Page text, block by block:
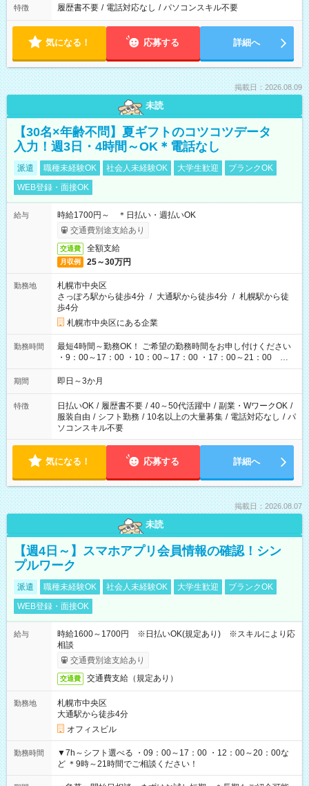
特徴 履歴書不要 / 電話対応なし / パソコンスキル不要
気になる！ 応募する 詳細へ
掲載日：2026.08.09
未読
【30名×年齢不問】夏ギフトのコツコツデータ
入力！週3日・4時間～OK＊電話なし
派遣 職種未経験OK 社会人未経験OK 大学生歓迎
ブランクOK
WEB登録・面接OK
給与
時給1700円～ ＊日払い・週払いOK
交通費別途支給あり
交通費 全額支給
月収例 25～30万円
勤務地
札幌市中央区
さっぽろ駅から徒歩4分 / 大通駅から徒歩4分 / 札幌駅から徒
歩4分
札幌市中央区にある企業
勤務時間
最短4時間～勤務OK！ ご希望の勤務時間をお申し付けください
・9：00～17：00 ・10：00～17：00 ・17：00～21：00 な
ど
期間 即日～3か月
特徴 日払いOK / 履歴書不要 / 40～50代活躍中 / 副業・WワークOK /
服装自由 / シフト勤務 / 10名以上の大量募集 / 電話対応なし / パ
ソコンスキル不要
気になる！ 応募する 詳細へ
掲載日：2026.08.07
未読
【週4日～】スマホアプリ会員情報の確認！シン
プルワーク
派遣 職種未経験OK 社会人未経験OK 大学生歓迎
ブランクOK
WEB登録・面接OK
給与
時給1600～1700円 ※日払いOK(規定あり) ※スキルにより応
相談
交通費別途支給あり
交通費 交通費支給（規定あり）
勤務地
札幌市中央区
大通駅から徒歩4分
オフィスビル
勤務時間
▼7h～シフト選べる ・09：00～17：00 ・12：00～20：00な
ど ＊9時～21時間でご相談ください！